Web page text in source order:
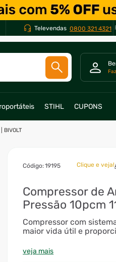
Televendas 0800 321 4321
STIHL CUPONS
BIVOLT
:19195 Clique e veja!
Compressor de
Pressão 10pcm
Compressor com
maior vida útil e
veja mais